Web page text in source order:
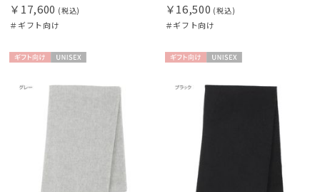
￥17,600 (税込)
＃ギフト向け
￥16,500 (税込)
＃ギフト向け
向け
X
向け
X